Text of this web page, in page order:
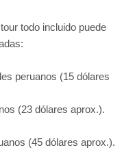
todo incluido puede
peruanos (15 dólares
(23 dólares aprox.).
(45 dólares aprox.).